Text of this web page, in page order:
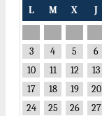
L M X J
3
4 5 6
10
11 12 13
17
18 19 20
24
25 26 27